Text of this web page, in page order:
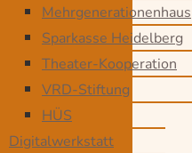
Mehrgenerationenhaus
Sparkasse Heidelberg
Theater-Kooperation
VRD-Stiftung
HÜS
Digitalwerkstatt